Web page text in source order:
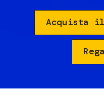
Acquista